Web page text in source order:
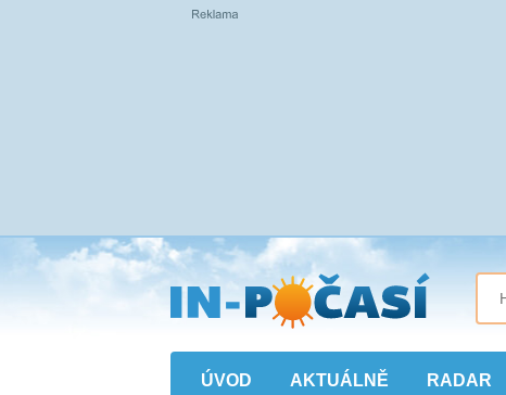
Přejít
na
hlavní
obsah
ÚVOD AKTUÁLNĚ RADAR